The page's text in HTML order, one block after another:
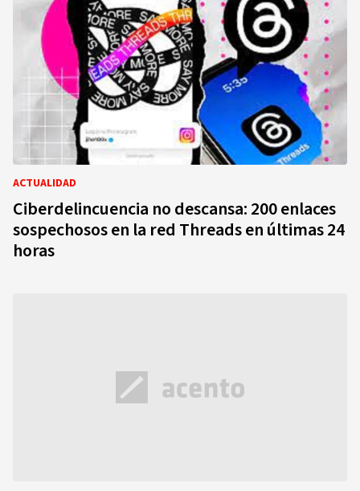
ACTUALIDAD
Ciberdelincuencia no descansa: 200 enlaces
sospechosos en la red Threads en últimas 24
horas